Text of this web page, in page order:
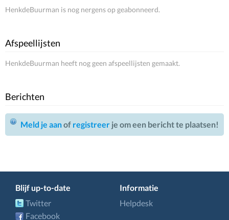
HenkdeBuurman is nog nergens op geabonneerd.
Afspeellijsten
HenkdeBuurman heeft nog geen afspeellijsten gemaakt.
Berichten
Meld je aanof registreer je om een bericht te plaatsen!
Blijf up-to-date
Twitter
Facebook
Informatie
Helpdesk